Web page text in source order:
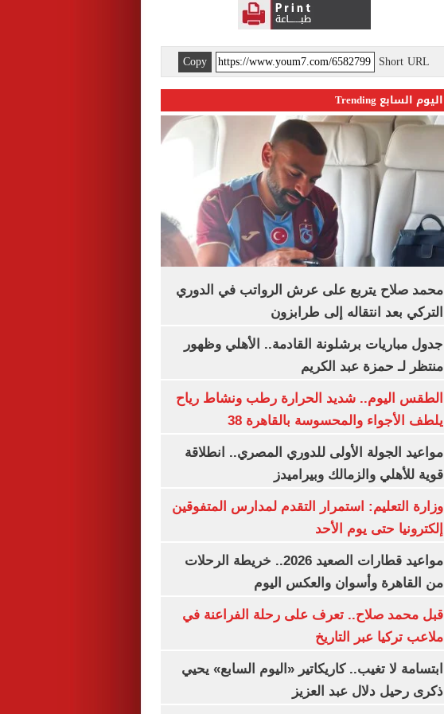
Short URL
Copy
اليوم السابع Trending
محمد صلاح يتربع على عرش الرواتب في الدوري
التركي بعد انتقاله إلى طرابزون
جدول مباريات برشلونة القادمة.. الأهلي وظهور
منتظر لـ حمزة عبد الكريم
الطقس اليوم.. شديد الحرارة رطب ونشاط رياح
يلطف الأجواء والمحسوسة بالقاهرة 38
مواعيد الجولة الأولى للدوري المصري.. انطلاقة
قوية للأهلي والزمالك وبيراميدز
وزارة التعليم: استمرار التقدم لمدارس المتفوقين
إلكترونيا حتى يوم الأحد
مواعيد قطارات الصعيد 2026.. خريطة الرحلات
من القاهرة وأسوان والعكس اليوم
قبل محمد صلاح.. تعرف على رحلة الفراعنة في
ملاعب تركيا عبر التاريخ
ابتسامة لا تغيب.. كاريكاتير «اليوم السابع» يحيي
ذكرى رحيل دلال عبد العزيز